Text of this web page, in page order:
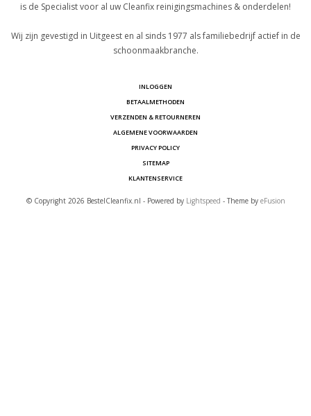
is de Specialist voor al uw Cleanfix reinigingsmachines & onderdelen!
Wij zijn gevestigd in Uitgeest en al sinds 1977 als familiebedrijf actief in de
schoonmaakbranche.
INLOGGEN
BETAALMETHODEN
VERZENDEN & RETOURNEREN
ALGEMENE VOORWAARDEN
PRIVACY POLICY
SITEMAP
KLANTENSERVICE
© Copyright 2026 BestelCleanfix.nl - Powered by Lightspeed - Theme by eFusion